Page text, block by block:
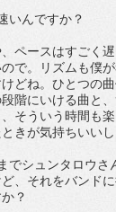
いんですか？
ペースはすごく
で。リズムも僕
どね。ひとつの
階にいける曲と
そういう時間も
きが気持ちいいし
でシュンタロウさ
、それをバンド
？